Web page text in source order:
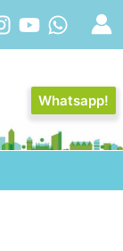
Whatsapp!